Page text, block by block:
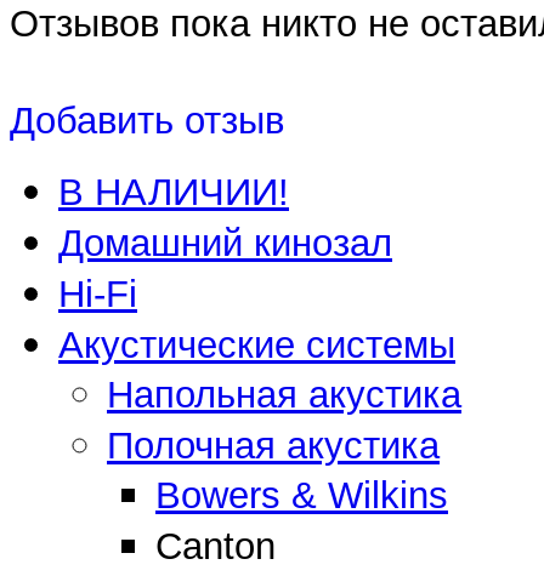
Отзывов пока никто не
Добавить отзыв
В НАЛИЧИИ!
Домашний кинозал
Hi-Fi
Акустические системы
Напольная акустика
Полочная акустика
Bowers & Wilkins
Canton